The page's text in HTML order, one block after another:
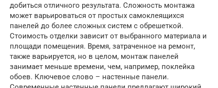
добиться отличного результата. Сложность монтажа
может варьироваться от простых самоклеящихся
панелей до более сложных систем с обрешеткой.
Стоимость отделки зависит от выбранного материала и
площади помещения. Время, затраченное на ремонт,
также варьируется, но в целом, монтаж панелей
занимает меньше времени, чем, например, поклейка
обоев. Ключевое слово – настенные панели.